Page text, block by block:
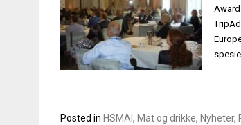
Posted in HSMAI, Mat og drikke, Nyheter,